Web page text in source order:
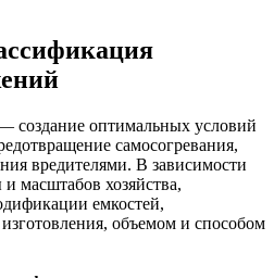
создание оптимальных условий
самосогревания,
вредителями. В зависимости
масштабов хозяйства,
емкостей,
объемом и способом